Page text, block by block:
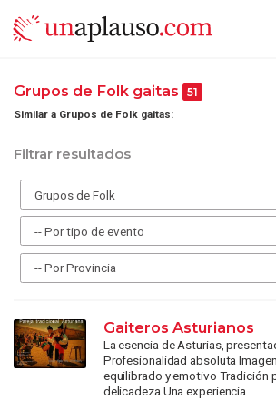
Grupos de Folk gaitas 51
Similar a Grupos de Folk gaitas:
Filtrar resultados
Gaiteros Asturianos
La esencia de Asturias,
Profesionalidad absoluta
equilibrado y emotivo Tradición
delicadeza Una experiencia ...